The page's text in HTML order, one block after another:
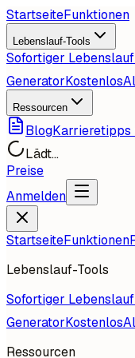
StartseiteFunktionen
Lebenslauf-Tools
Sofortiger
GeneratorKostenlos
Ressourcen
BlogKarrieretipps
Lädt...
Preise
Anmelden
StartseiteFunktionen
Lebenslauf-Tools
Sofortiger
GeneratorKostenlos
Ressourcen